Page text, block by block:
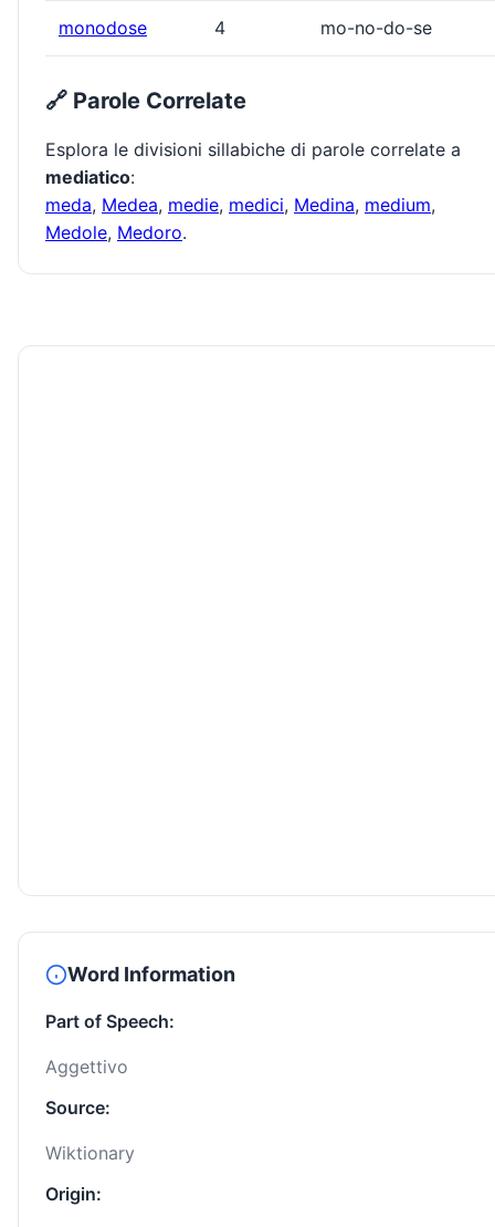
monodose 4 mo-no-do-se
🔗 Parole Correlate
Esplora le divisioni sillabiche di parole correlate a
mediatico:
meda, Medea, medie, medici, Medina, medium,
Medole, Medoro.
Word Information
Part of Speech:
Aggettivo
Source:
Wiktionary
Origin: